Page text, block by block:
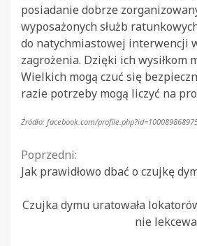
posiadanie dobrze
wyposażonych służb
do natychmiastowej interwencji
zagrożenia. Dzięki ich wysiłkom
Wielkich mogą czuć się
razie potrzeby mogą liczyć na
Źródło: facebook.com/
Continue
Reading
Poprzedni:
Jak prawidłowo dbać o czujkę
Czujka dymu uratowała
nie